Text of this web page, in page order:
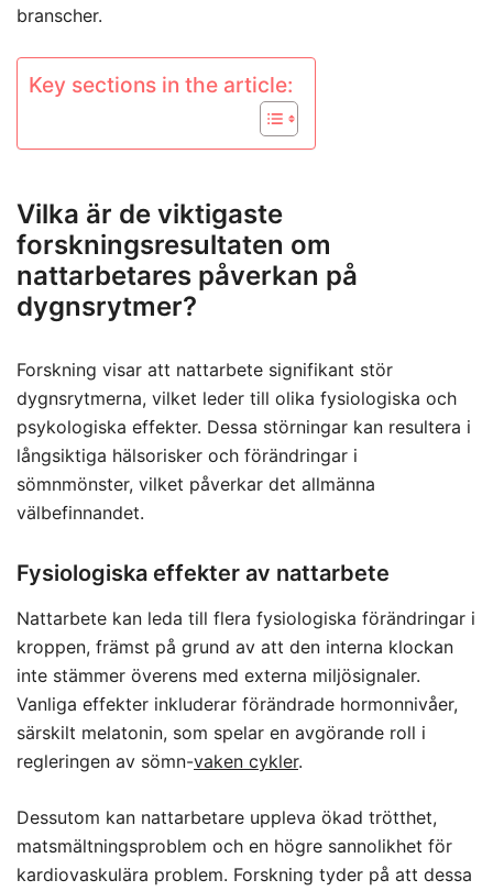
branscher.
Key sections in the article:
Vilka är de viktigaste
forskningsresultaten om
nattarbetares påverkan på
dygnsrytmer?
Forskning visar att nattarbete signifikant stör
dygnsrytmerna, vilket leder till olika fysiologiska och
psykologiska effekter. Dessa störningar kan resultera i
långsiktiga hälsorisker och förändringar i
sömnmönster, vilket påverkar det allmänna
välbefinnandet.
Fysiologiska effekter av nattarbete
Nattarbete kan leda till flera fysiologiska förändringar i
kroppen, främst på grund av att den interna klockan
inte stämmer överens med externa miljösignaler.
Vanliga effekter inkluderar förändrade hormonnivåer,
särskilt melatonin, som spelar en avgörande roll i
regleringen av sömn-vaken cykler.
Dessutom kan nattarbetare uppleva ökad trötthet,
matsmältningsproblem och en högre sannolikhet för
kardiovaskulära problem. Forskning tyder på att dessa